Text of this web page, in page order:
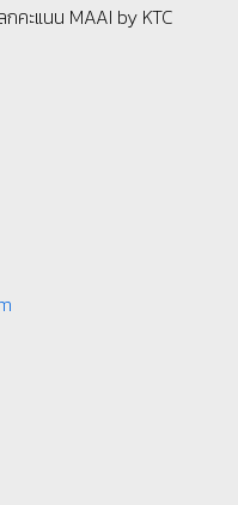
กคะแนน MAAI by KTC